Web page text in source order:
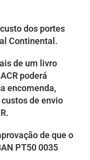
dos portes
Continental.
de um livro
poderá
encomenda,
de envio
de que o
PT50 0035